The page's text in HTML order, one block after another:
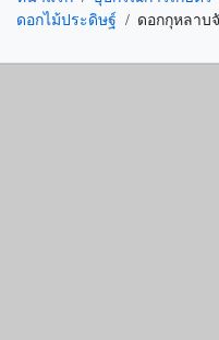
ดอกไม้ประดิษฐ์ / ดอกกุหลาบ